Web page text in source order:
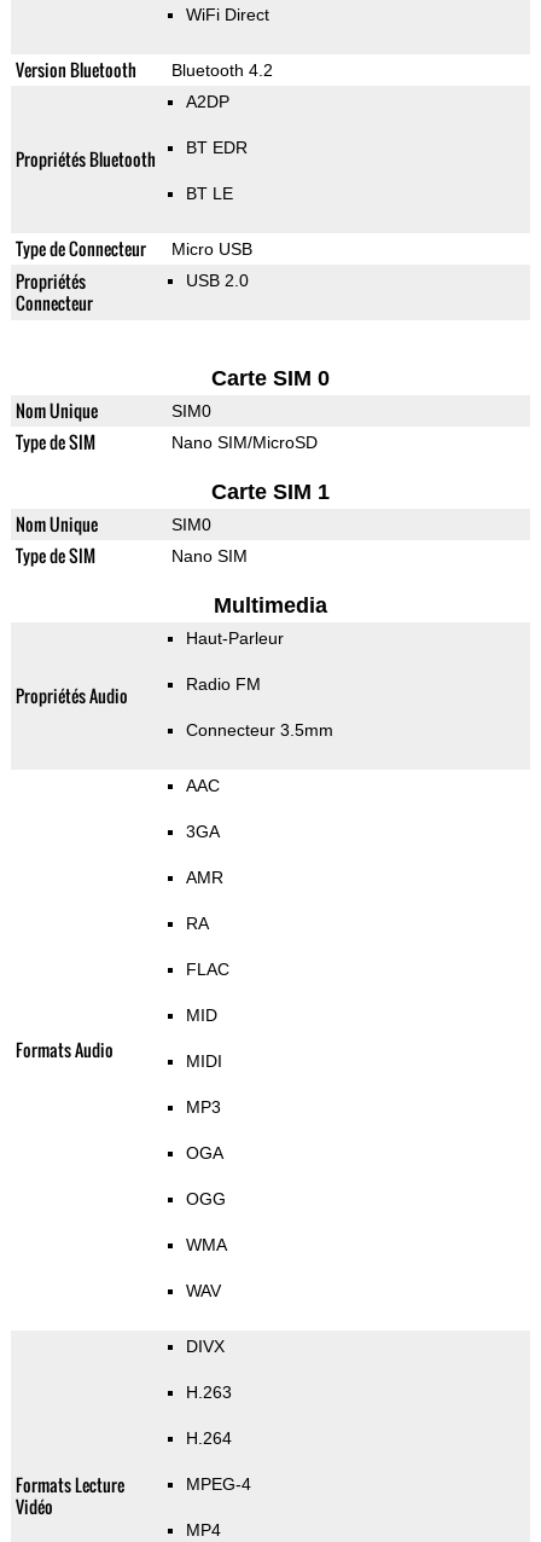
WiFi Direct
Version Bluetooth Bluetooth 4.2
Propriétés Bluetooth
A2DP
BT EDR
BT LE
Type de Connecteur Micro USB
Propriétés
Connecteur
USB 2.0
Carte SIM 0
Nom Unique SIM0
Type de SIM Nano SIM/MicroSD
Carte SIM 1
Nom Unique SIM0
Type de SIM Nano SIM
Multimedia
Propriétés Audio
Haut-Parleur
Radio FM
Connecteur 3.5mm
Formats Audio
AAC
3GA
AMR
RA
FLAC
MID
MIDI
MP3
OGA
OGG
WMA
WAV
Formats Lecture
Vidéo
DIVX
H.263
H.264
MPEG-4
MP4